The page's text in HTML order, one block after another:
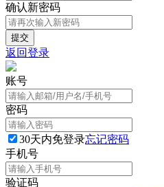
确认新密码
返回登录
账号
密码
30天内免登录忘记密码
手机号
验证码